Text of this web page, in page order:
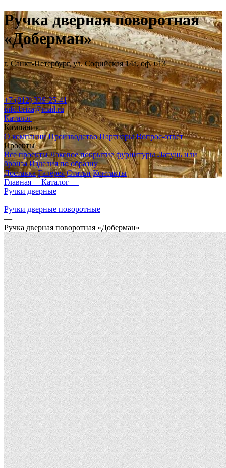
Ручка дверная поворотная
«Доберман»
г. Санкт-Петербург, ул. Софийская 14а, оф. 613
+7 (812) 339-25-41
info.briza@mail.ru
Каталог
Компания
О компании Производство Партнеры Вопрос-ответ
Проекты
Все проектыЛаковое покрытие фурнитурыЛатунь или
бронзаИзделия по образцу
Доставка Галерея Статьи Контакты
Главная —Каталог —
Ручки дверные
—
Ручки дверные поворотные
—
Ручка дверная поворотная «Доберман»